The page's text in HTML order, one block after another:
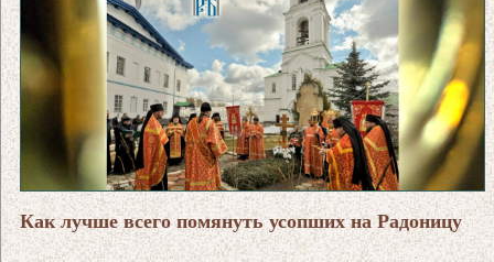
Как лучше всего помянуть усопших на Радоницу